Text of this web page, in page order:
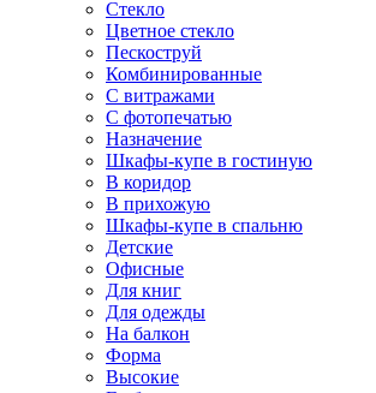
Стекло
Цветное стекло
Пескоструй
Комбинированные
С витражами
С фотопечатью
Назначение
Шкафы-купе в гостиную
В коридор
В прихожую
Шкафы-купе в спальню
Детские
Офисные
Для книг
Для одежды
На балкон
Форма
Высокие